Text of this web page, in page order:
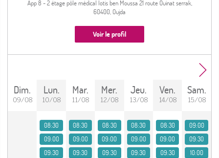
App 8 - 2 étage pôle médical lotis ben Moussa 21 route Ouinat serrak,
60400, Oujda
Voir le profil
dim.
09/08
lun.
10/08
mar.
11/08
mer.
12/08
jeu.
13/08
ven.
14/08
sam.
15/08
08:30
09:00
09:30
08:30
09:00
09:30
08:30
09:00
09:30
08:30
09:00
09:30
08:30
09:00
09:30
09:00
09:30
10:00